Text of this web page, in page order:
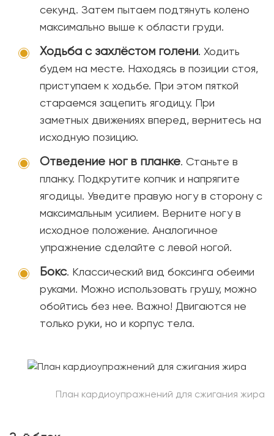
секунд. Затем пытаем подтянуть колено
максимально выше к области груди.
Ходьба с захлёстом голени. Ходить
будем на месте. Находясь в позиции стоя,
приступаем к ходьбе. При этом пяткой
стараемся зацепить ягодицу. При
заметных движениях вперед, вернитесь на
исходную позицию.
Отведение ног в планке. Станьте в
планку. Подкрутите копчик и напрягите
ягодицы. Уведите правую ногу в сторону с
максимальным усилием. Верните ногу в
исходное положение. Аналогичное
упражнение сделайте с левой ногой.
Бокс. Классический вид боксинга обеими
руками. Можно использовать грушу, можно
обойтись без нее. Важно! Двигаются не
только руки, но и корпус тела.
План кардиоупражнений для сжигания жира